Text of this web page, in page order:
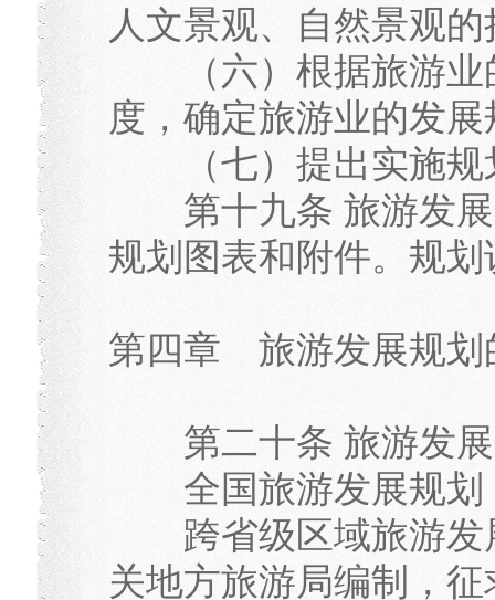
人文景观、自然景观
（六）根据旅游业
度，确定旅游业的发
（七）提出实施规
第十九条 旅游发展
规划图表和附件。规
第四章 旅游发展规划
第二十条 旅游发展
全国旅游发展规划
跨省级区域旅游发
关地方旅游局编制，